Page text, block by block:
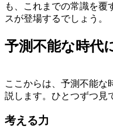
も、これまでの常識を覆
スが登場するでしょう。
予測不能な時代
ここからは、予測不能な
説します。ひとつずつ見
考える力